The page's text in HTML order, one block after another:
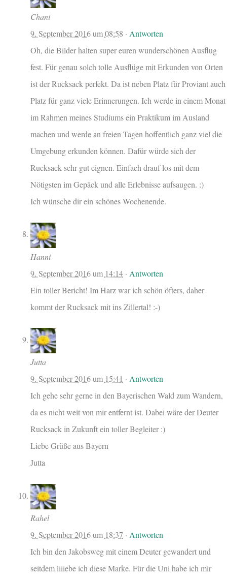
Chani
9. September 2016um08:58 · Antworten
Oh, die Bilder halten super euren wunderschönen Ausflug
fest. Für genau solch tolle Ausflüge mit Erkunden von Orten
ist der Rucksack perfekt. Da ist neben Platz für Proviant auch
Platz für ganz viele Erinnerungen. Ich werde in einem Monat
im Rahmen meines Studiums ein Praktikum im Ausland
machen und werde an freien Tagen hoffentlich ganz viel die
Umgebung erkunden können. Dafür würde sich der
Rucksack sehr gut eignen. Einfach drauf los mit dem
Nötigsten im Gepäck und alle Erlebnisse aufsaugen. :)
Ich wünsche dir ein schönes Wochenende.
Hanni
9. September 2016um 14:14· Antworten
Ein toller Bericht! Im Harz war ich schön öfters, daher
kommt der Rucksack mit ins Zillertal! :-)
Jutta
9. September 2016um 15:41 · Antworten
Ich gehe sehr gerne in den Bayerischen Wald zum Wandern,
da es nicht weit von mir entfernt ist. Dabei wäre der Deuter
Rucksack in Zukunft ein toller Begleiter :)
Liebe Grüße aus Bayern
Jutta
Rahel
9. September 2016um 18:37 · Antworten
Ich bin den Jakobsweg mit einem Deuter gewandert und
seitdem liiiebe ich diese Marke. Für die Uni habe ich mir